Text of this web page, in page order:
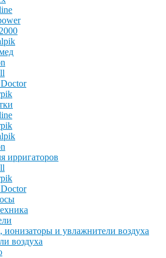
ирригаторов
ионизаторы и увлажнители воздуха
воздуха